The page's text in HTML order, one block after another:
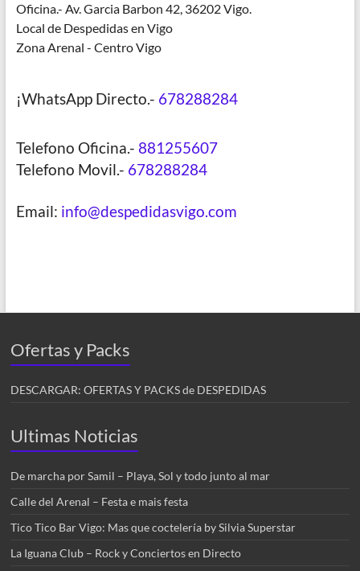
Oficina.- Av. Garcia Barbon 42, 36202 Vigo.
Local de Despedidas en Vigo
Zona Arenal - Centro Vigo
¡WhatsApp Directo.- 678288284
Telefono Oficina.- 881255607
Telefono Movil.- 678288284
Email: info@despedidasvigo.com
Ofertas y Packs
DESCARGAR: OFERTAS Y PACKS de DESPEDIDAS
Ultimas Noticias
De marcha por Samil – Playa, Sol y todo junto al mar
Calle del Arenal – Festa e mais festa
Tico Tico Bar Vigo: Mas que coctelería by Silvia Superstar
La Iguana Club – Rock y Conciertos en Directo